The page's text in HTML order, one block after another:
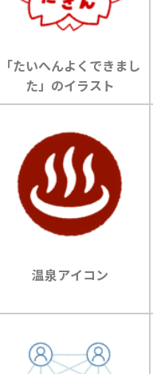
「たいへんよくできまし
た」のイラスト
温泉アイコン